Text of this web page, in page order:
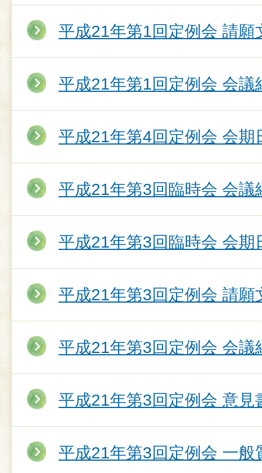
平成21年第1回定例会 請願
平成21年第1回定例会 会議
平成21年第4回定例会 会期
平成21年第3回臨時会 会議
平成21年第3回臨時会 会期
平成21年第3回定例会 請願
平成21年第3回定例会 会議
平成21年第3回定例会 意見
平成21年第3回定例会 一般